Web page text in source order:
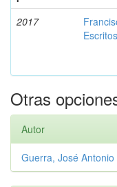
2017
Escritos
Otras
Autor
Guerra, José Antonio